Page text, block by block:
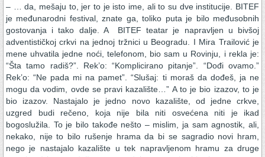
– … da, mešaju to, jer to je isto ime, ali to su dve institucije. BITEF
je međunarodni festival, znate ga, toliko puta je bilo međusobnih
gostovanja i tako dalje. A BITEF teatar je napravljen u bivšoj
adventističkoj crkvi na jednoj tržnici u Beogradu. I Mira Trailović je
mene uhvatila jedne noći, telefonom, bio sam u Rovinju, i rekla je:
“Šta tamo radiš?”. Rek’o: “Komplicirano pitanje”. “Dođi ovamo.”
Rek’o: “Ne pada mi na pamet”. “Slušaj: ti moraš da dođeš, ja ne
mogu da vodim, ovde se pravi kazalište…” A to je bio izazov, to je
bio izazov. Nastajalo je jedno novo kazalište, od jedne crkve,
uzgred budi rečeno, koja nije bila niti osvećena niti je ikad
bogoslužila. To je bilo takođe nešto – mislim, ja sam agnostik, ali,
nekako, nije to bilo rušenje hrama da bi se sagradio novi hram,
nego je nastajalo kazalište u tek napravljenom hramu za druge